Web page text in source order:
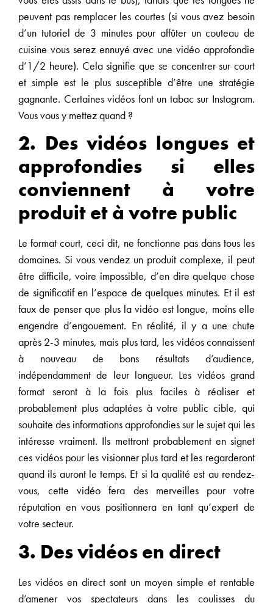
peuvent pas remplacer les courtes (si vous avez besoin
d’un tutoriel de 3 minutes pour affûter un couteau de
cuisine vous serez ennuyé avec une vidéo approfondie
d’1/2 heure). Cela signifie que se concentrer sur court
et simple est le plus susceptible d’être une stratégie
gagnante. Certaines vidéos font un tabac sur Instagram.
Vous vous y mettez quand ?
2. Des vidéos longues et
approfondies si elles
conviennent à votre
produit et à votre public
Le format court, ceci dit, ne fonctionne pas dans tous les
domaines. Si vous vendez un produit complexe, il peut
être difficile, voire impossible, d’en dire quelque chose
de significatif en l’espace de quelques minutes. Et il est
faux de penser que plus la vidéo est longue, moins elle
engendre d’engouement. En réalité, il y a une chute
après 2-3 minutes, mais plus tard, les vidéos connaissent
à nouveau de bons résultats d’audience,
indépendamment de leur longueur. Les vidéos grand
format seront à la fois plus faciles à réaliser et
probablement plus adaptées à votre public cible, qui
souhaite des informations approfondies sur le sujet qui les
intéresse vraiment. Ils mettront probablement en signet
ces vidéos pour les visionner plus tard et les regarderont
quand ils auront le temps. Et si la qualité est au rendez-
vous, cette vidéo fera des merveilles pour votre
réputation en vous positionnera en tant qu’expert de
votre secteur.
3. Des vidéos en direct
Les vidéos en direct sont un moyen simple et rentable
d’amener vos spectateurs dans les coulisses du